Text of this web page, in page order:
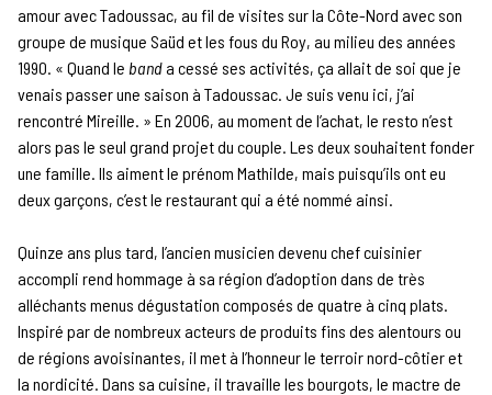
amour avec Tadoussac, au fil de visites sur la Côte-Nord avec son
groupe de musique Saüd et les fous du Roy, au milieu des années
1990. « Quand le banda cessé ses activités, ça allait de soi que je
venais passer une saison à Tadoussac. Je suis venu ici, j’ai
rencontré Mireille. » En 2006, au moment de l’achat, le resto n’est
alors pas le seul grand projet du couple. Les deux souhaitent fonder
une famille. Ils aiment le prénom Mathilde, mais puisqu’ils ont eu
deux garçons, c’est le restaurant qui a été nommé ainsi.
Quinze ans plus tard, l’ancien musicien devenu chef cuisinier
accompli rend hommage à sa région d’adoption dans de très
alléchants menus dégustation composés de quatre à cinq plats.
Inspiré par de nombreux acteurs de produits fins des alentours ou
de régions avoisinantes, il met à l’honneur le terroir nord-côtier et
la nordicité. Dans sa cuisine, il travaille les bourgots, le mactre de